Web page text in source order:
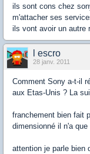
ils sont cons chez
m'attacher ses
ils vont avoir un autre
l escro
28 janv. 2011
Comment Sony a-t-il
aux Etas-Unis ? La
franchement bien fait
dimensionné il n'a
attention je parle bien